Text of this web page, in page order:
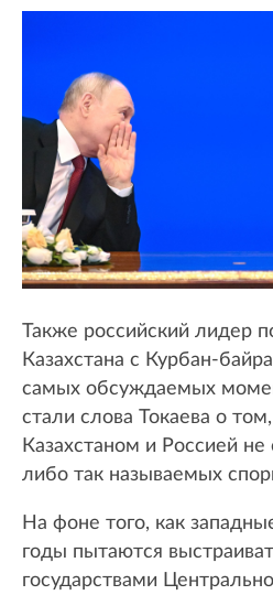
Также российский лидер
Казахстана с Курбан-
самых обсуждаемых
стали слова Токаева о
Казахстаном и Россией не
либо так называемых
На фоне того, как
годы пытаются
государствами